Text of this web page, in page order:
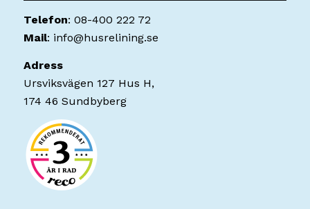
Telefon: 08-400 222 72
Mail: info@husrelining.se
Adress
Ursviksvägen 127 Hus H,
174 46 Sundbyberg